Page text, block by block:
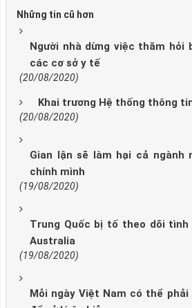
Những tin cũ hơn
Người nhà dừng việc thăm hỏi
các cơ sở y tế
(20/08/2020)
Khai trương Hệ thống thông
(20/08/2020)
Gian lận sẽ làm hại cả ngành
chính mình
(19/08/2020)
Trung Quốc bị tố theo dõi tình
Australia
(19/08/2020)
Mỗi ngày Việt Nam có thể